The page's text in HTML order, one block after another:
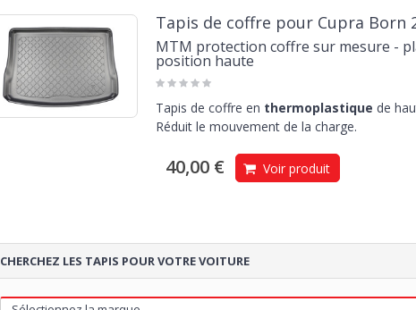
Tapis de coffre pour Cupra Born
MTM protection coffre sur mesure -
position haute
Tapis de coffre en thermoplastique de
Réduit le mouvement de la charge.
40,00 € Voir produit
CHERCHEZ LES TAPIS POUR VOTRE VOITURE